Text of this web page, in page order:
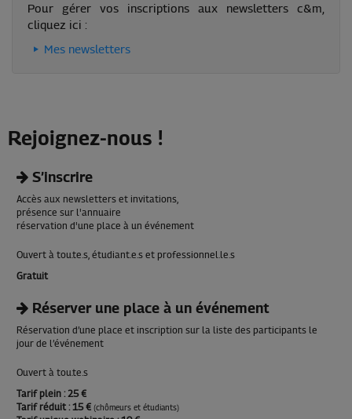
Pour gérer vos inscriptions aux newsletters c&m,
cliquez ici :
Mes newsletters
Rejoignez-nous !
S’inscrire
Accès aux newsletters et invitations,
présence sur l'annuaire
réservation d'une place à un événement
Ouvert à tou.te.s, étudiant.e.s et professionnel.le.s
Gratuit
Réserver une place à un événement
Réservation d’une place et inscription sur la liste des participants le
jour de l’événement
Ouvert à tou.te.s
Tarif plein : 25 €
Tarif réduit : 15 € (chômeurs et étudiants)